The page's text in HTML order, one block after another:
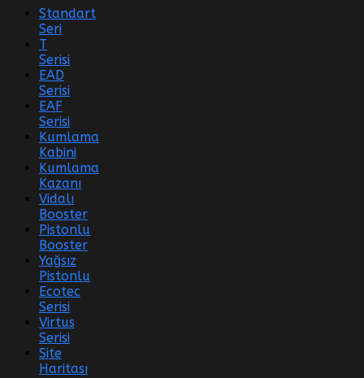
Standart
Seri
T
Serisi
EAD
Serisi
EAF
Serisi
Kumlama
Kabini
Kumlama
Kazanı
Vidalı
Booster
Pistonlu
Booster
Yağsız
Pistonlu
Ecotec
Serisi
Virtus
Serisi
Site
Haritası